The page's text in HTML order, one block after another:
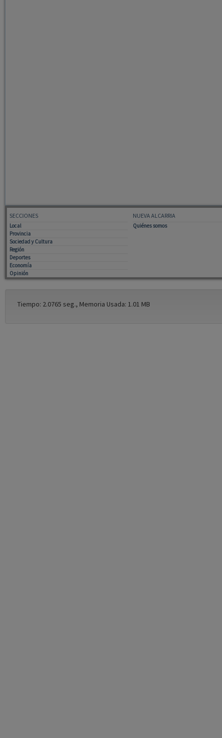
SECCIONES
Local
Provincia
Sociedad y Cultura
Región
Deportes
Economía
Opinión
NUEVA ALCARRIA
Quiénes somos
Tiempo: 2.0765 seg., Memoria Usada: 1.01 MB